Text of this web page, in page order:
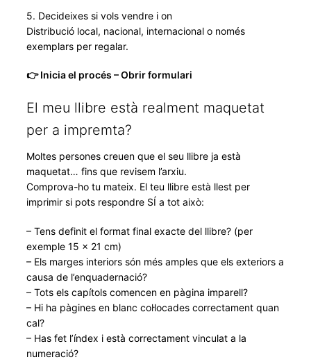
5. Decideixes si vols vendre i on
Distribució local, nacional, internacional o només
exemplars per regalar.
👉 Inicia el procés – Obrir formulari
El meu llibre està realment maquetat
per a impremta?
Moltes persones creuen que el seu llibre ja està
maquetat… fins que revisem l’arxiu.
Comprova-ho tu mateix. El teu llibre està llest per
imprimir si pots respondre SÍ a tot això:
– Tens definit el format final exacte del llibre? (per
exemple 15 × 21 cm)
– Els marges interiors són més amples que els exteriors a
causa de l’enquadernació?
– Tots els capítols comencen en pàgina imparell?
– Hi ha pàgines en blanc col·locades correctament quan
cal?
– Has fet l’índex i està correctament vinculat a la
numeració?